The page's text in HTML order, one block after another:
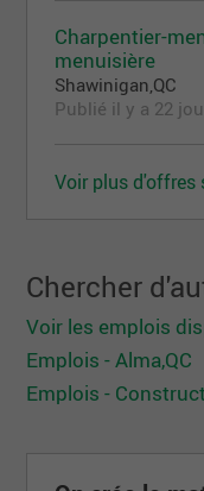
Charpentier-
menuisière
Shawinigan,QC
Publié il y a 22
Voir plus d'offres
Chercher
Voir les emplois
Emplois - Alma,QC
Emplois -